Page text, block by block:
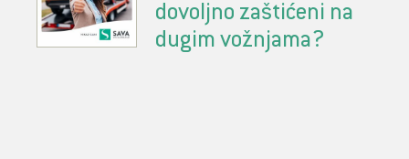
dovoljno zaštićeni na
dugim vožnjama?